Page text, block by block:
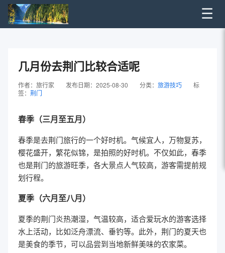
☰
几月份去荆门比较合适呢
作者：旅行家 发布日期：2025-08-30 分类： 旅游技巧
标
签： 荆门
春季（三月至五月）
春季是去荆门旅行的一个好时机。气候宜人，万物复苏，
樱花盛开，繁花似锦，是拍照的好时机。不仅如此，春季
也是荆门的旅游旺季，各大景点人气较高，游客需提前规
划行程。
夏季（六月至八月）
夏季的荆门炎热潮湿，气温较高，适合爱玩水的游客选择
水上活动，比如泛舟漂流、垂钓等。此外，荆门的夏天也
是美食的季节，可以品尝到当地新鲜美味的农家菜。